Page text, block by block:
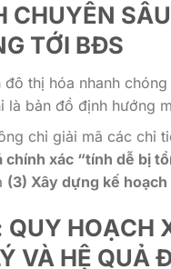
CHUYÊN
TỚI BĐS
thị hóa nhanh chóng
là bản đồ định hướng
chỉ giải mã các chỉ
chính xác “tính dễ bị
(3) Xây dựng kế
QUY HOẠCH
VÀ HỆ QUẢ